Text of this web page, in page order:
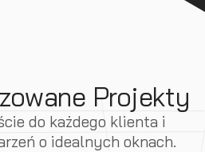
Projekty
do każdego klienta i
o idealnych oknach.